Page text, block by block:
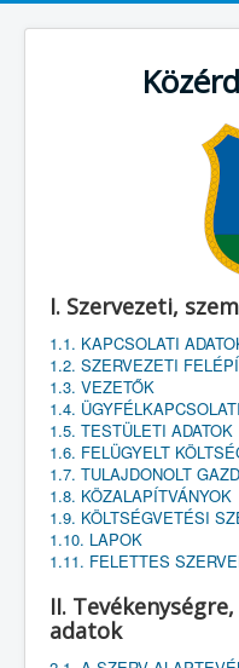
I. Szervezeti,
1.1. KAPCSOLATI
1.2. SZERVEZETI
1.3. VEZETŐK
1.4.
1.5. TESTÜLETI ADATOK
1.6. FELÜGYELT
1.7. TULAJDONOLT
1.8. KÖZALAPÍTVÁNYOK
1.9. KÖLTSÉGVETÉSI
1.10. LAPOK
1.11. FELETTES
II.
adatok